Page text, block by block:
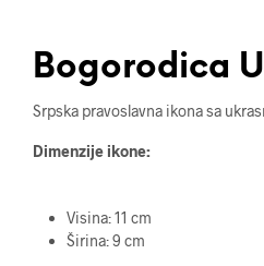
Bogorodica
Srpska pravoslavna ikona sa
Dimenzije ikone:
Visina: 11 cm
Širina: 9 cm